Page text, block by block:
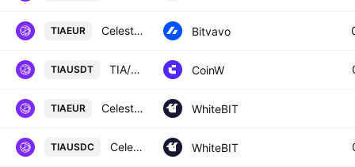
TIAEUR Celestia / Euro Bitvavo
TIAUSDT TIA/USDT TETHER CoinW
TIAEUR Celestia / Euro WhiteBIT
TIAUSDC Celestia / USD Coin WhiteBIT